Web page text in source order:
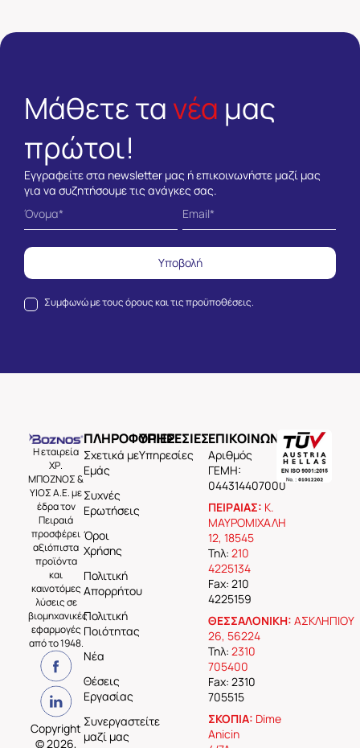
Μάθετε τα νέα μας
πρώτοι!
Εγγραφείτε στα newsletter μας ή επικοινωνήστε μαζί μας
για να συζητήσουμε τις ανάγκες σας.
Συμφωνώ με τουςόρους και τις προϋποθέσεις.
Υποβολή
Η εταιρεία
ΧΡ.
ΜΠΟΖΝΟΣ &
ΥΙΟΣ Α.Ε. με
έδρα τον
Πειραιά
προσφέρει
αξιόπιστα
προϊόντα
και
καινοτόμες
λύσεις σε
βιομηχανικές
εφαρμογές
από το 1948.
Copyright
© 2026,
ΠΛΗΡΟΦΟΡΙΕΣ
Σχετικά με
Εμάς
Συχνές
Ερωτήσεις
Όροι
Χρήσης
Πολιτική
Απορρήτου
Πολιτική
Ποιότητας
Νέα
Θέσεις
Εργασίας
Συνεργαστείτε
μαζί μας
ΥΠΗΡΕΣΙΕΣ
Υπηρεσίες
ΕΠΙΚΟΙΝΩΝΙΑ
Aριθμός
ΓΕΜΗ:
044314407000
ΠΕΙΡΑΙΑΣ: Κ.
ΜΑΥΡΟΜΙΧΑΛΗ
12, 18545
Τηλ: 210
4225134
Fax: 210
4225159
ΘΕΣΣΑΛΟΝΙΚΗ: ΑΣΚΛΗΠΙΟΥ
26, 56224
Τηλ: 2310
705400
Fax: 2310
705515
ΣΚΟΠΙΑ: Dime
Anicin